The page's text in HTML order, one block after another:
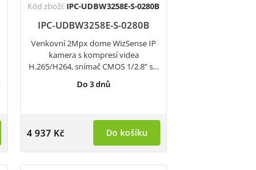
Kód zboží: IPC-UDBW3258E-S-0280B
IPC-UDBW3258E-S-0280B
Venkovní 2Mpx dome WizSense IP
kamera s kompresí videa
H.265/H264, snímač CMOS 1/2.8” s…
Do 3 dnů
4 937 Kč Do košíku